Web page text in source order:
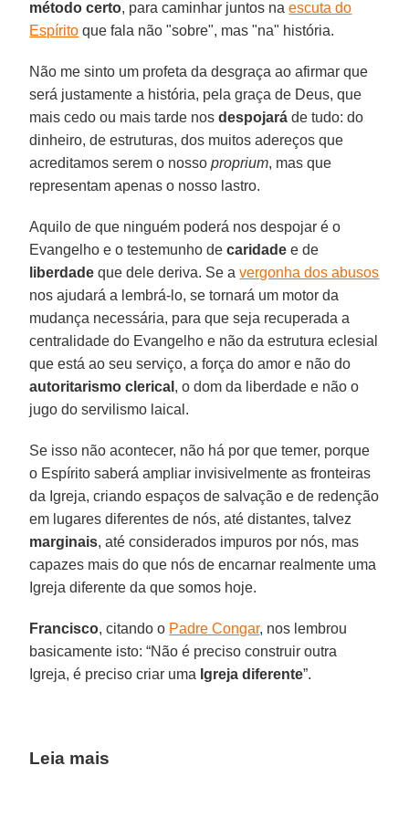
método certo, para caminhar juntos naescuta do
Espírito que fala não "sobre", mas "na" história.
Não me sinto um profeta da desgraça ao afirmar que
será justamente a história, pela graça de Deus, que
mais cedo ou mais tarde nosdespojará de tudo: do
dinheiro, de estruturas, dos muitos adereços que
acreditamos serem o nossoproprium, mas que
representam apenas o nosso lastro.
Aquilo de que ninguém poderá nos despojar é o
Evangelho e o testemunho decaridade e de
liberdade que dele deriva. Se avergonha dos abusos
nos ajudará a lembrá-lo, se tornará um motor da
mudança necessária, para que seja recuperada a
centralidade do Evangelho e não da estrutura eclesial
que está ao seu serviço, a força do amor e não do
autoritarismo clerical , o dom da liberdade e não o
jugo do servilismo laical.
Se isso não acontecer, não há por que temer, porque
o Espírito saberá ampliar invisivelmente as fronteiras
da Igreja, criando espaços de salvação e de redenção
em lugares diferentes de nós, até distantes, talvez
marginais, até considerados impuros por nós, mas
capazes mais do que nós de encarnar realmente uma
Igreja diferente da que somos hoje.
Francisco, citando o Padre Congar, nos lembrou
basicamente isto: “Não é preciso construir outra
Igreja, é preciso criar uma Igreja diferente”.
Leia mais